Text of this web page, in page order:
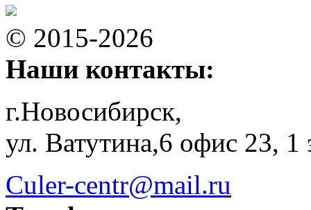
© 2015-2026
Наши контакты:
г.Новосибирск,
ул. Ватутина,6 офис 23, 1
Culer-centr@mail.ru